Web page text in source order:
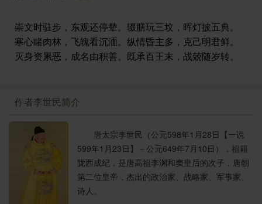
崇文时驻步，东观还停辇。辍膳玩三坟，晖灯披五典。
寒心睹肉林，飞魄看沉湎。纵情昏主多，克己明君鲜。
灭身资累恶，成名由积善。既承百王末，战兢随岁转。
作者李世民简介
唐太宗李世民（公元598年1月28日【一说
599年1月23日】－公元649年7月10日），祖籍
陇西成纪，是唐高祖李渊和窦皇后的次子，唐朝
第二位皇帝，杰出的政治家、战略家、军事家、
诗人。